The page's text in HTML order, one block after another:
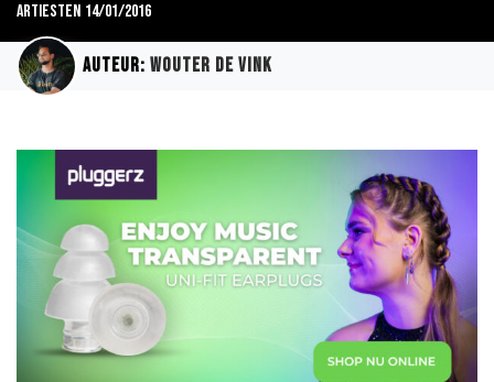
Artiesten 14/01/2016
Auteur: Wouter de Vink